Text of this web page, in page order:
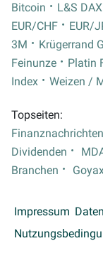
Bitcoin
L&S
EUR/CHF
EUR/
3M
Krügerrand
Feinunze
Platin
Index
Weizen /
Topseiten:
Finanznachrichten
Dividenden
Branchen
Impressum